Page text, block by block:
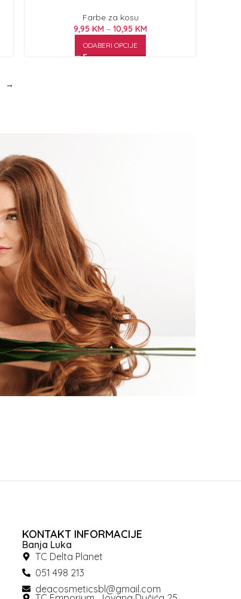
Farbe za kosu
9,95KM –10,95KM
ODABERI OPCIJE
→
KONTAKT INFORMACIJE
Banja Luka
TC Delta Planet
051 498 213
deacosmeticsbl@gmail.com